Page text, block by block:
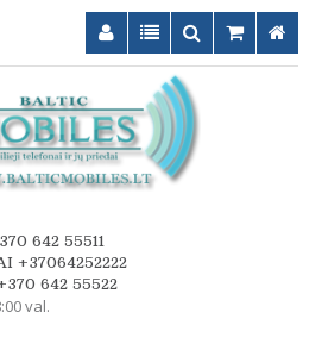
642 55511
+37064252222
642 55522
val.